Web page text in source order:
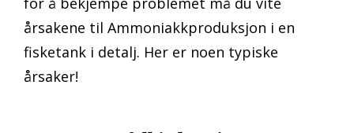
årsakene til Ammoniakkproduksjon i en
fisketank i detalj. Her er noen typiske
årsaker!